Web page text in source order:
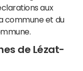
aux
commune et du
de Lézat-